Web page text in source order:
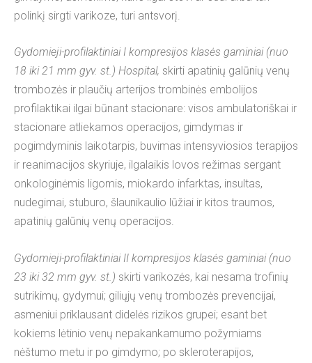
polinkį sirgti varikoze, turi antsvorį.
Gydomieji-profilaktiniai I kompresijos klasės gaminiai (nuo
18 iki 21 mm gyv. st.) Hospital, skirti apatinių galūnių venų
trombozės ir plaučių arterijos trombinės embolijos
profilaktikai ilgai būnant stacionare: visos ambulatoriškai ir
stacionare atliekamos operacijos, gimdymas ir
pogimdyminis laikotarpis, buvimas intensyviosios terapijos
ir reanimacijos skyriuje, ilgalaikis lovos režimas sergant
onkologinėmis ligomis, miokardo infarktas, insultas,
nudegimai, stuburo, šlaunikaulio lūžiai ir kitos traumos,
apatinių galūnių venų operacijos.
Gydomieji-profilaktiniai II kompresijos klasės gaminiai (nuo
23 iki 32 mm gyv. st.) skirti varikozės, kai nesama trofinių
sutrikimų, gydymui; giliųjų venų trombozės prevencijai,
asmeniui priklausant didelės rizikos grupei; esant bet
kokiems lėtinio venų nepakankamumo požymiams
nėštumo metu ir po gimdymo; po skleroterapijos,